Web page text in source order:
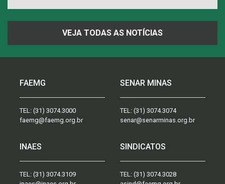
VEJA TODAS AS NOTÍCIAS
FAEMG
TEL: (31) 3074.3000
faemg@faemg.org.br
SENAR MINAS
TEL: (31) 3074.3074
senar@senarminas.org.br
INAES
TEL: (31) 3074.3109
SINDICATOS
TEL: (31) 3074.3028